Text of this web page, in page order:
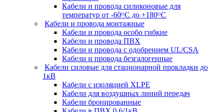
Кабели и провода силиконовые для
температур от -60ᴼC до +180ᴼС
Кабели и провода монтажные
Кабели и провода особо гибкие
Кабели и провода ПВХ
Кабели и провода с одобрением UL/CSA
Кабели и провода безгалогенные
Кабели силовые для стационарной прокладки до
1кВ
Кабели c изоляцией XLPE
Кабели для воздушных линий передач
Кабели бронированные